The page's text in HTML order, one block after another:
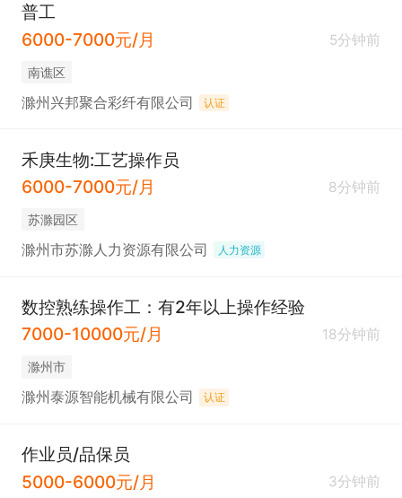
普工
6000-7000元/月
5分钟前
南谯区
滁州兴邦聚合彩纤有限公司 认证
禾庚生物:工艺操作员
6000-7000元/月
8分钟前
苏滁园区
滁州市苏滁人力资源有限公司 人力资源
数控熟练操作工：有2年以上操作经验
7000-10000元/月
18分钟前
滁州市
滁州泰源智能机械有限公司 认证
作业员/品保员
5000-6000元/月
3分钟前